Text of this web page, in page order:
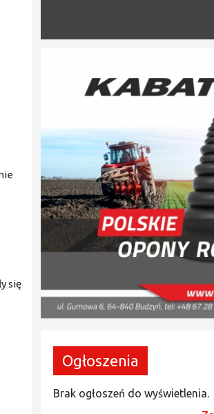
się
Ogłoszenia
Brak ogłoszeń do wyświetlenia.